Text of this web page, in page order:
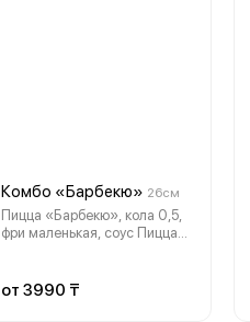
Комбо «Барбекю» 26см
Пицца «Барбекю», кола 0,5,
фри маленькая, соус Пицца
от 3990 ₸